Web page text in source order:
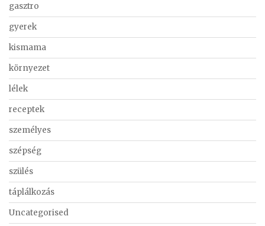
gasztro
gyerek
kismama
környezet
lélek
receptek
személyes
szépség
szülés
táplálkozás
Uncategorised